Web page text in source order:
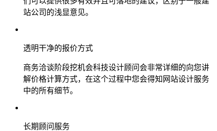
站公司的浅显意见。
透明干净的报价方式
商务洽谈阶段挖机会科技设计顾问会非常详细的向您讲
解价格计算方式，在这个过程中您会得知网站设计服务
中的所有细节。
长期顾问服务